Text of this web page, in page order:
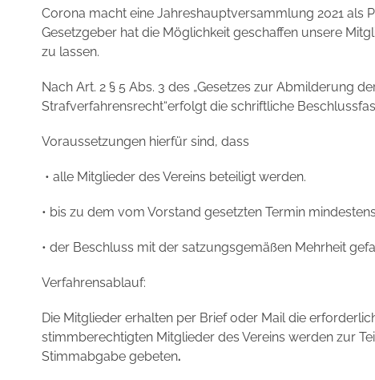
Corona macht eine Jahreshauptversammlung 2021 als
Gesetzgeber hat die Möglichkeit geschaffen unsere
zu lassen.
Nach Art. 2 § 5 Abs. 3 des „Gesetzes zur Abmilderung
Strafverfahrensrecht“erfolgt die schriftliche
Voraussetzungen hierfür sind, dass
• alle Mitglieder des Vereins beteiligt werden.
• bis zu dem vom Vorstand gesetzten Termin
• der Beschluss mit der satzungsgemäßen Mehrheit
Verfahrensablauf:
Die Mitglieder erhalten per Brief oder Mail die
stimmberechtigten Mitglieder des Vereins werden zur
Stimmabgabe gebeten.